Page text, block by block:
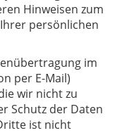
Hinweisen zum
persönlichen
im
per E-Mail)
wir nicht zu
Schutz der Daten
ist nicht